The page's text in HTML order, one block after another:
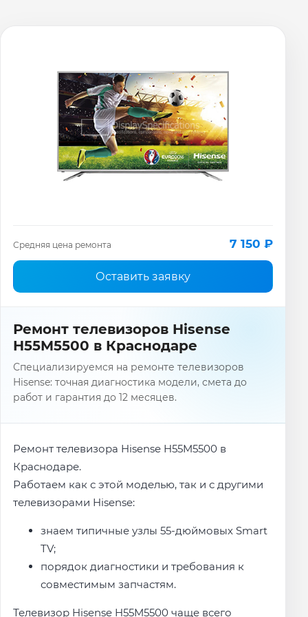
Средняя цена ремонта 7 150 ₽
Оставить заявку
Ремонт телевизоров Hisense
H55M5500 в Краснодаре
Специализируемся на ремонте телевизоров
Hisense: точная диагностика модели, смета до
работ и гарантия до 12 месяцев.
Ремонт телевизора Hisense H55M5500 в
Краснодаре.
Работаем как с этой моделью, так и с другими
телевизорами Hisense:
знаем типичные узлы 55-дюймовых Smart
TV;
порядок диагностики и требования к
совместимым запчастям.
Телевизор Hisense H55M5500 чаще всего